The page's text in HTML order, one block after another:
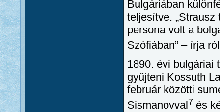
Bulgáriában
teljesítve.
persona volt a
Szófiában” – írja
1890. évi bulgáriai
gyűjteni Kossuth
február közötti
Sismanovval7 és